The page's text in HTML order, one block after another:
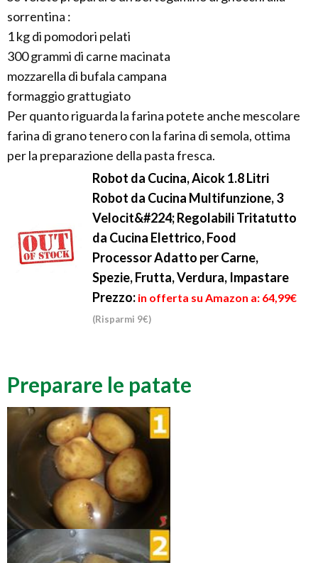
sorrentina :
1 kg di pomodori pelati
300 grammi di carne macinata
mozzarella di bufala campana
formaggio grattugiato
Per quanto riguarda la farina potete anche mescolare
farina di grano tenero con la farina di semola, ottima
per la preparazione della pasta fresca.
Robot da Cucina, Aicok 1.8 Litri
Robot da Cucina Multifunzione, 3
Velocit&#224; Regolabili Tritatutto
da Cucina Elettrico, Food
Processor Adatto per Carne,
Spezie, Frutta, Verdura, Impastare
Prezzo: in offerta su Amazon a: 64,99€
(Risparmi 9€)
Preparare le patate